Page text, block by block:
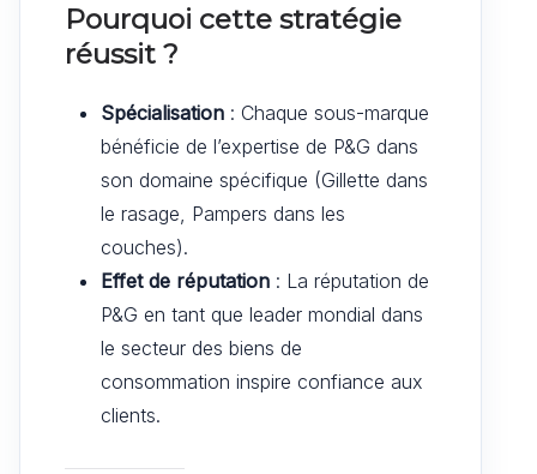
Pourquoi cette stratégie
réussit ?
Spécialisation : Chaque sous-marque
bénéficie de l’expertise de P&G dans
son domaine spécifique (Gillette dans
le rasage, Pampers dans les
couches).
Effet de réputation : La réputation de
P&G en tant que leader mondial dans
le secteur des biens de
consommation inspire confiance aux
clients.